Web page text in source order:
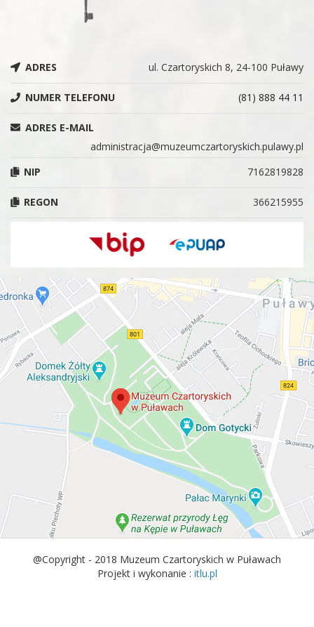
ADRES ul. Czartoryskich 8, 24-100 Puławy
NUMER TELEFONU (81) 888 44 11
ADRES E-MAIL
administracja@muzeumczartoryskich.pulawy.pl
NIP
7162819828
REGON 366215955
@Copyright - 2018 Muzeum Czartoryskich w Puławach
Projekt i wykonanie : itlu.pl